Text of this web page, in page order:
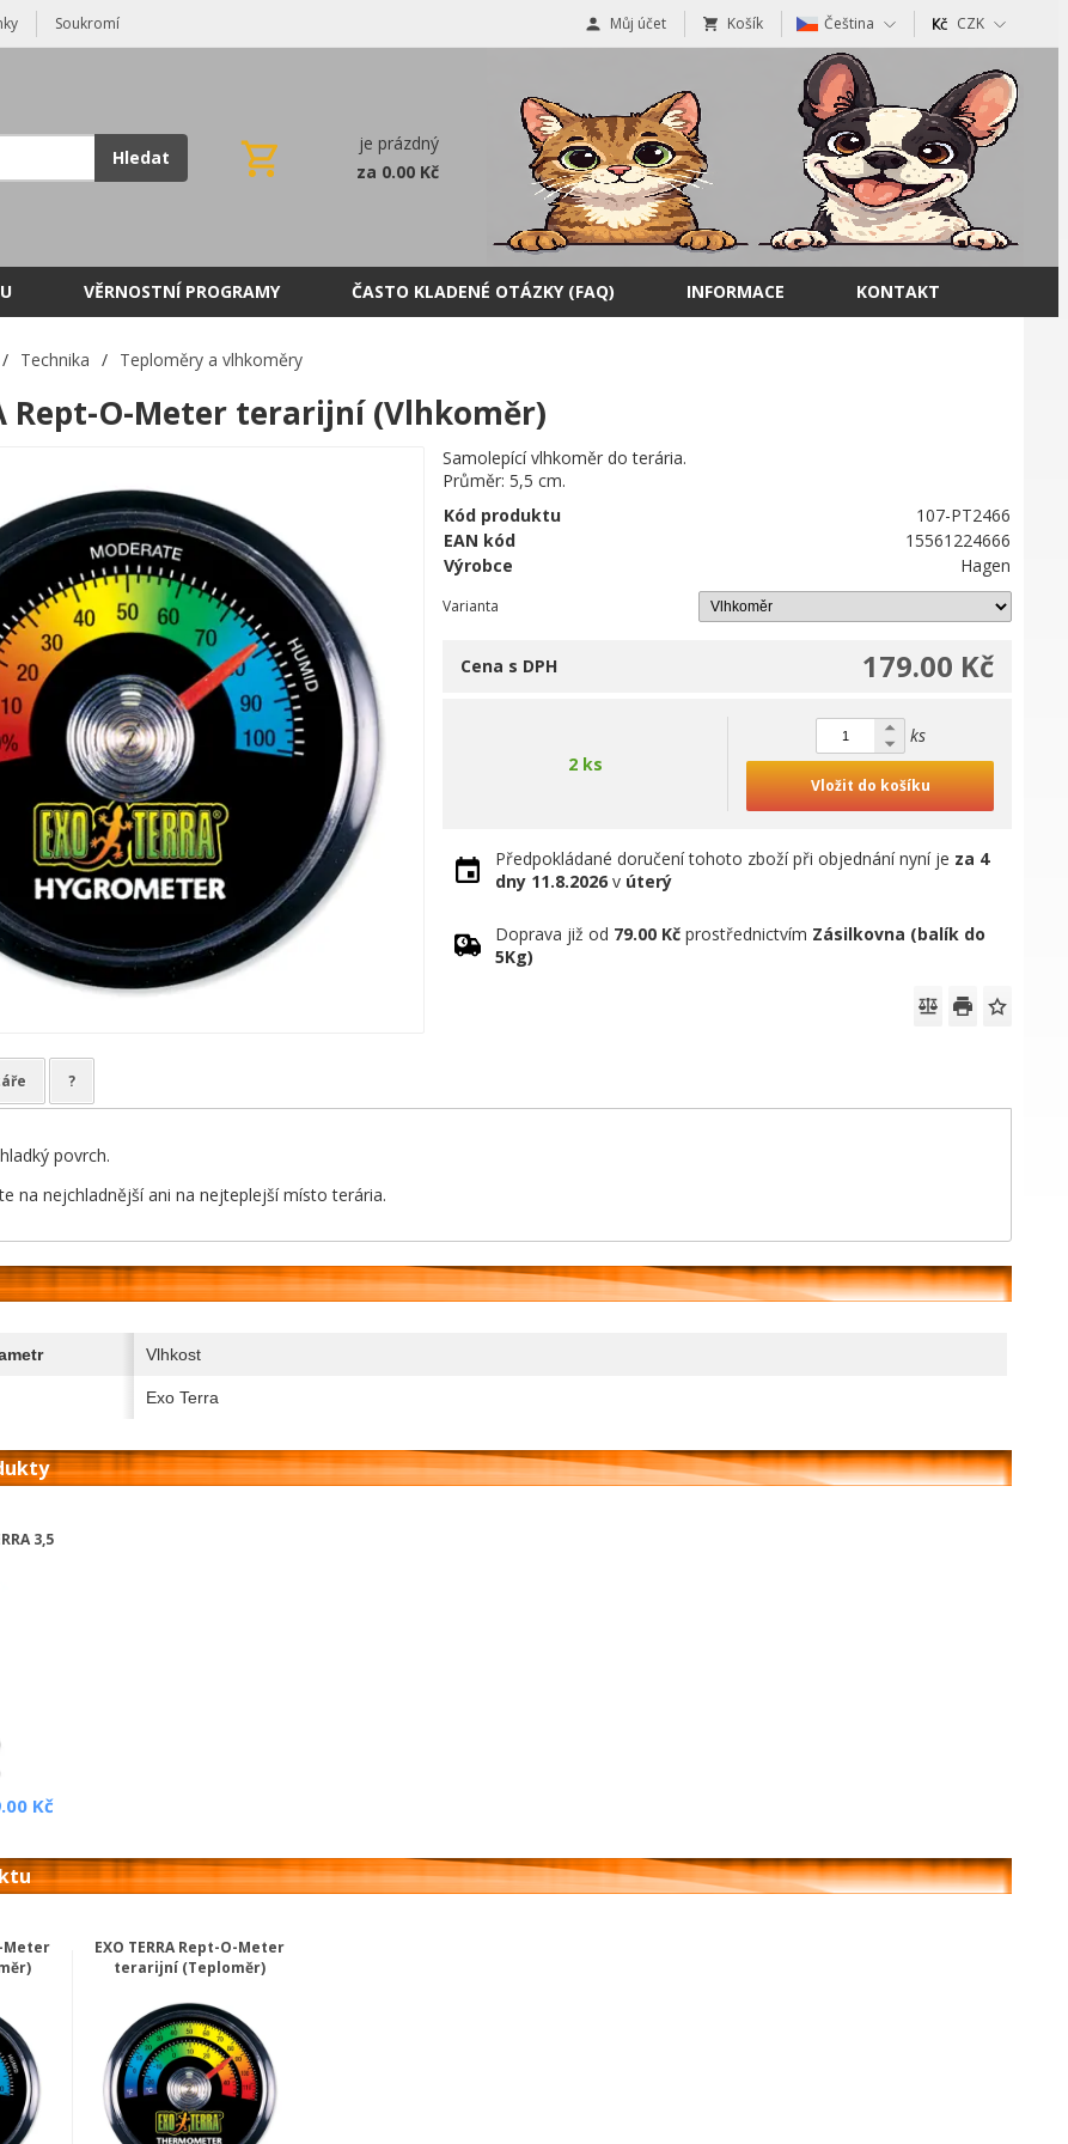
Soukromí Můj účet Košík Čeština CZK
Hledat
je prázdný
za 0.00 Kč
VĚRNOSTNÍ PROGRAMY ČASTO KLADENÉ OTÁZKY (FAQ) INFORMACE KONTAKT
/ Technika / Teploměry a vlhkoměry
Rept-O-Meter terarijní (Vlhkoměr)
Samolepící vlhkoměr do terária.
Průměr: 5,5 cm.
Kód produktu
107-PT2466
EAN kód
15561224666
Výrobce
Hagen
Varianta
179.00 Kč
Cena s DPH
2 ks
ks
Vložit do košíku
Předpokládané doručení tohoto zboží při objednání nyní je za 4
dny 11.8.2026 v úterý
Doprava již od 79.00 Kč prostřednictvím Zásilkovna (balík do
5Kg)
?
povrch.
na nejchladnější ani na nejteplejší místo terária.
Vlhkost
Exo Terra
3,5
Kč
Meter
EXO TERRA Rept-O-Meter
terarijní (Teploměr)